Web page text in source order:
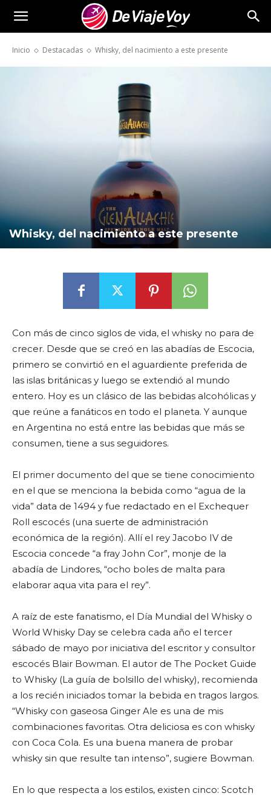
Inicio Destacadas Whisky, del nacimiento a este presente
Whisky, del nacimiento a este presente
Con más de cinco siglos de vida, el whisky no para de
crecer. Desde que se creó en las abadías de Escocia,
primero se convirtió en el aguardiente preferida de
las islas británicas y luego se extendió al mundo
entero. Hoy es un clásico de las bebidas alcohólicas y
que reúne a fanáticos en todo el planeta. Y aunque
en Argentina no está entre las bebidas que más se
consumen, tiene a sus seguidores.
El primer documento del que se tiene conocimiento
en el que se menciona la bebida como “agua de la
vida” data de 1494 y fue redactado en el Exchequer
Roll escocés (una suerte de administración
económica de la región). Allí el rey Jacobo IV de
Escocia concede “a fray John Cor”, monje de la
abadía de Lindores, “ocho boles de malta para
elaborar aqua vita para el rey”.
A raíz de este fanatismo, el Día Mundial del Whisky​ o
World Whisky Day se celebra cada año el tercer
sábado de mayo por iniciativa del escritor y consultor
escocés Blair Bowman. El autor de The Pocket Guide
to Whisky (La guía de bolsillo del whisky), recomienda
a los recién iniciados tomar la bebida en tragos largos.
“Whisky con gaseosa Ginger Ale es una de mis
combinaciones favoritas. Otra deliciosa es con whisky
con Coca Cola. Es una buena manera de probar
whisky sin que resulte tan intenso”, sugiere Bowman.
En lo que respecta a los estilos, existen cinco: Scotch